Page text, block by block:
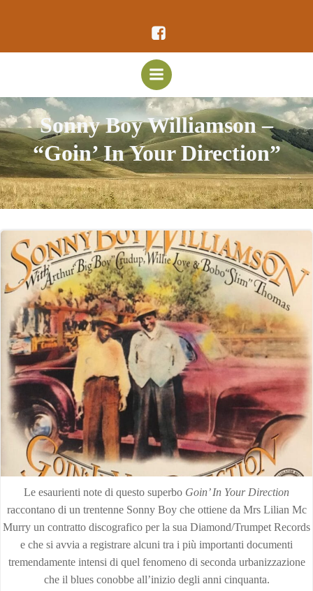
al
contenuto
Sonny Boy Williamson –
“Goin’ In Your Direction”
Le esaurienti note di questo superbo Goin’ In Your Direction
raccontano di un trentenne Sonny Boy che ottiene da Mrs Lilian Mc
Murry un contratto discografico per la sua Diamond/Trumpet Records
e che si avvia a registrare alcuni tra i più importanti documenti
tremendamente intensi di quel fenomeno di seconda urbanizzazione
che il blues conobbe all’inizio degli anni cinquanta.